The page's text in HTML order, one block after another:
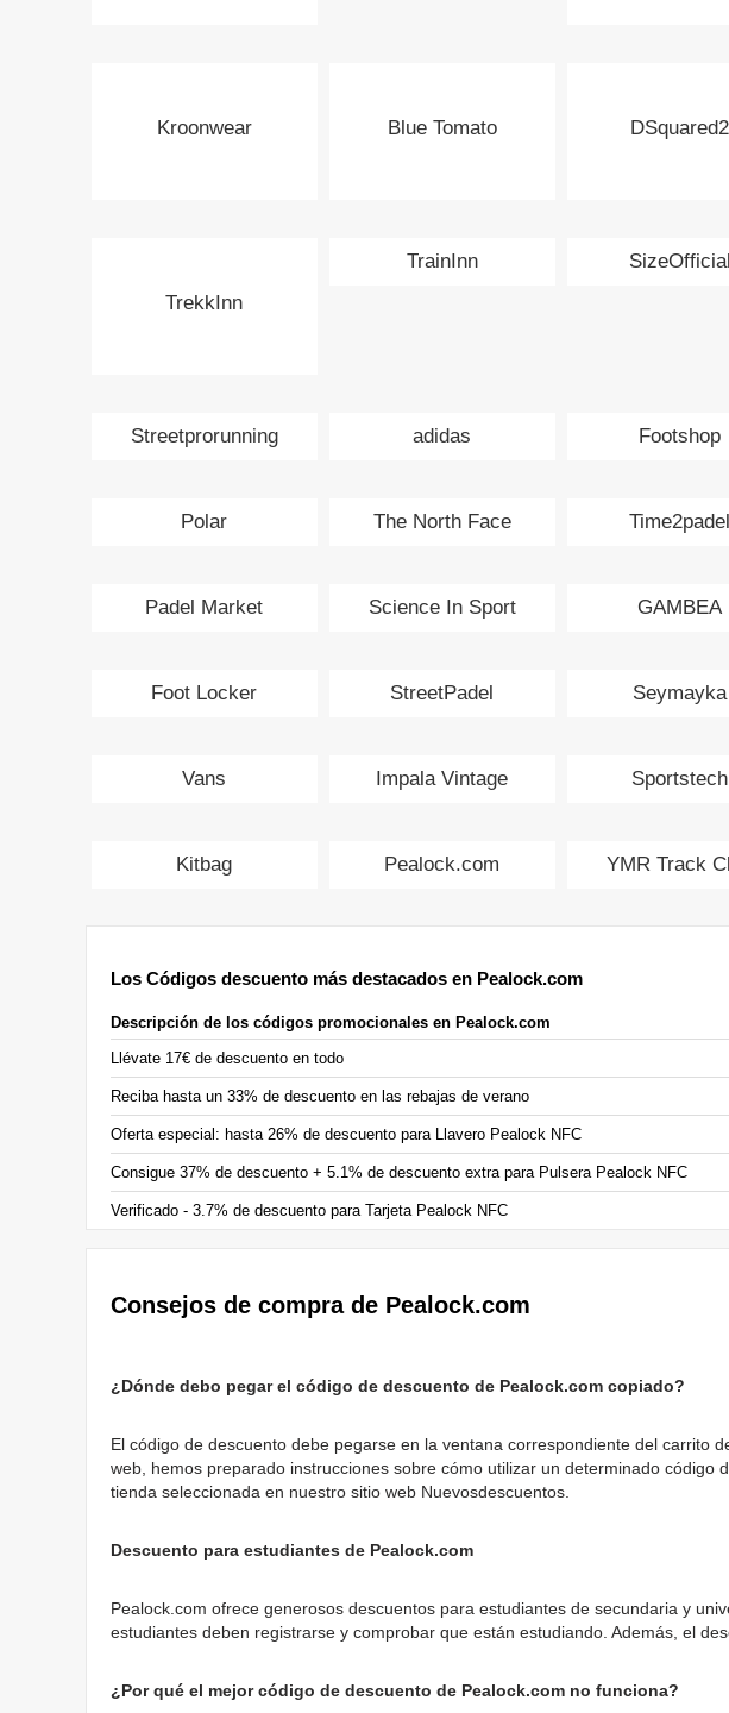
Kroonwear Blue Tomato DSquared2
TrekkInn
TrainInn
SizeOfficial
Streetprorunning adidas Footshop
Polar The North Face Time2padel
Padel Market Science In Sport GAMBEA
Foot Locker StreetPadel Seymayka
Vans Impala Vintage Sportstech
Kitbag Pealock.com YMR Track
Los Códigos descuento más destacados en Pealock.com
Descripción de los códigos promocionales en Pealock.com
Llévate 17€ de descuento en todo
Reciba hasta un 33% de descuento en las rebajas de verano
Oferta especial: hasta 26% de descuento para Llavero Pealock NFC
Consigue 37% de descuento + 5.1% de descuento extra para Pulsera Pealock NFC
Verificado - 3.7% de descuento para Tarjeta Pealock NFC
Consejos de compra de Pealock.com
¿Dónde debo pegar el código de descuento de Pealock.com copiado?
El código de descuento debe pegarse en la ventana correspondiente del carrito
web, hemos preparado instrucciones sobre cómo utilizar un determinado
tienda seleccionada en nuestro sitio web Nuevosdescuentos.
Descuento para estudiantes de Pealock.com
Pealock.com ofrece generosos descuentos para estudiantes de secundaria y
estudiantes deben registrarse y comprobar que están estudiando. Además, el
¿Por qué el mejor código de descuento de Pealock.com no funciona?